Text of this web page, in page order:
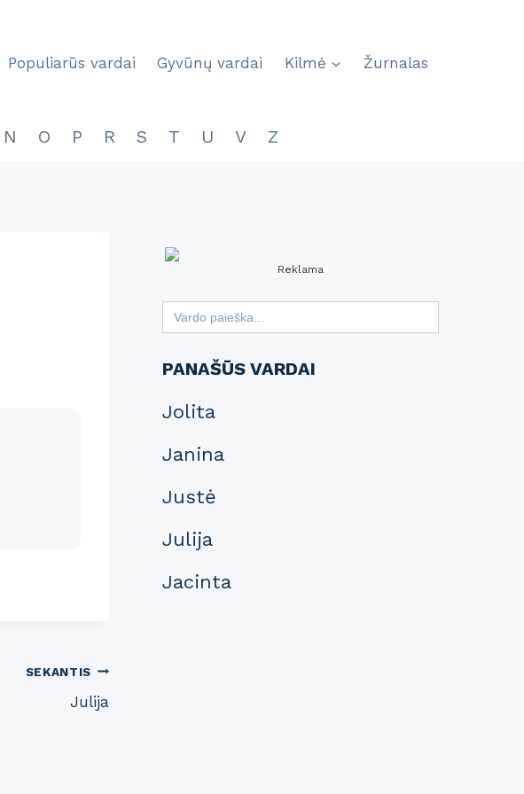
Populiarūs vardai Gyvūnų vardai Kilmė Žurnalas
N O P R S T U V Z
SEKANTIS
Julija
Reklama
Search
for:
PANAŠŪS VARDAI
Jolita
Janina
Justė
Julija
Jacinta